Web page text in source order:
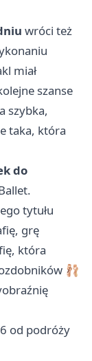
wróci też
miał
szanse
szybka,
taka, która
do
tytułu
grę
która
🩰
od podróży